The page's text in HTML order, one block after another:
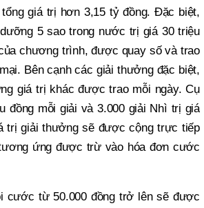
giá trị hơn 3,15 tỷ đồng. Đặc biệt,
5 sao trong nước trị giá 30 triệu
chương trình, được quay số và trao
Bên cạnh các giải thưởng đặc biệt,
giá trị khác được trao mỗi ngày. Cụ
đồng mỗi giải và 3.000 giải Nhì trị giá
trị giải thưởng sẽ được cộng trực tiếp
ứng được trừ vào hóa đơn cước
cước từ 50.000 đồng trở lên sẽ được